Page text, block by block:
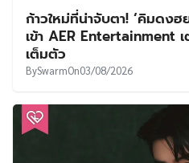
ก้าวใหม่ที่น่าจับตา! ‘คิมดง
เข้า AER Entertainment
เต็มตัว
BySwarmOn03/08/2026